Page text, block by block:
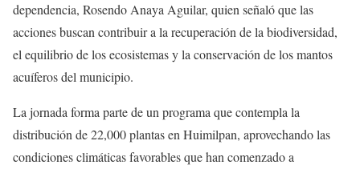
dependencia, Rosendo Anaya Aguilar, quien señaló que las
acciones buscan contribuir a la recuperación de la biodiversidad,
el equilibrio de los ecosistemas y la conservación de los mantos
acuíferos del municipio.
La jornada forma parte de un programa que contempla la
distribución de 22,000 plantas en Huimilpan, aprovechando las
condiciones climáticas favorables que han comenzado a